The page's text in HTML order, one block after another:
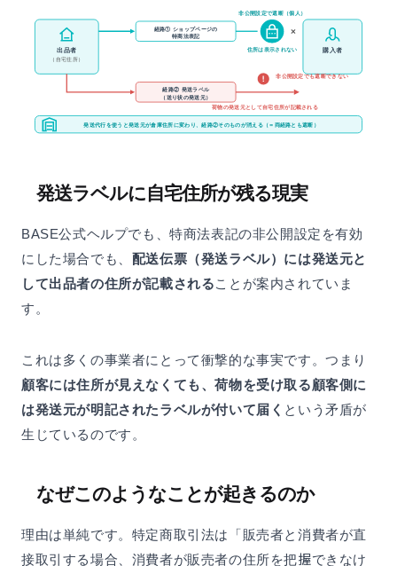
出品者
（自宅住所）
購入者
経路① ショップページの
特商法表記
×
非公開設定で遮断（個人）
住所は表示されない
経路② 発送ラベル
（送り状の発送元）
非公開設定でも遮断できない
荷物の発送元として自宅住所が記載される
発送代行を使うと発送元が倉庫住所に変わり、経路②そのものが消える（＝両経路とも遮断）
発送ラベルに自宅住所が残る現実
BASE公式ヘルプでも、特商法表記の非公開設定を有効
にした場合でも、 配送伝票（発送ラベル）には発送元と
して出品者の住所が記載されることが案内されていま
す。
これは多くの事業者にとって衝撃的な事実です。つまり
顧客には住所が見えなくても、荷物を受け取る顧客側に
は発送元が明記されたラベルが付いて届く という矛盾が
生じているのです。
なぜこのようなことが起きるのか
理由は単純です。特定商取引法は「販売者と消費者が直
接取引する場合、消費者が販売者の住所を把握できなけ